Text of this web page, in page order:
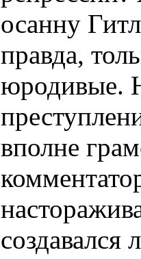
осанну
правда,
юродивые.
вполне
создавался